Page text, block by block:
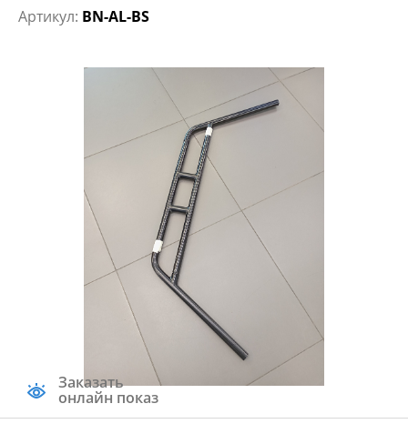
Артикул: BN-AL-BS
Заказать
онлайн показ